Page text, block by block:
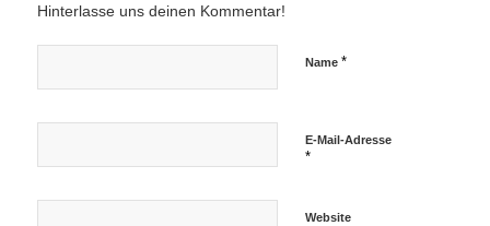
Hinterlasse uns deinen Kommentar!
Name *
E-Mail-Adresse
*
Website